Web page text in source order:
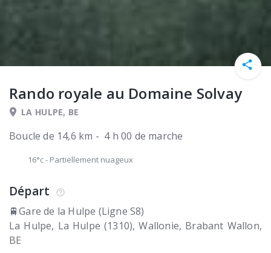
Rando royale au Domaine Solvay
LA HULPE, BE
Boucle de 14,6 km - 4 h 00 de marche
16°c- Partiellement nuageux
Départ
🚆Gare de la Hulpe (Ligne S8)
La Hulpe La Hulpe (1310) Wallonie, Brabant Wallon
BE